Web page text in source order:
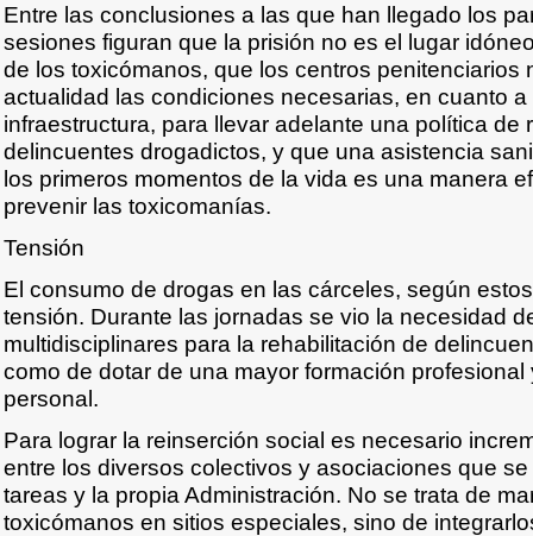
Entre las conclusiones a las que han llegado los
sesiones figuran que la prisión no es el lugar
de los toxicómanos, que los centros penitenciarios
actualidad las condiciones necesarias, en cuanto
infraestructura, para llevar adelante una política de
delincuentes drogadictos, y que una asistencia
los primeros momentos de la vida es una manera
prevenir las toxicomanías.
Tensión
El consumo de drogas en las cárceles, según
tensión. Durante las jornadas se vio la necesidad
multidisciplinares para la rehabilitación de
como de dotar de una mayor formación profesional
personal.
Para lograr la reinserción social es necesario
entre los diversos colectivos y asociaciones que
tareas y la propia Administración. No se trata de
toxicómanos en sitios especiales, sino de